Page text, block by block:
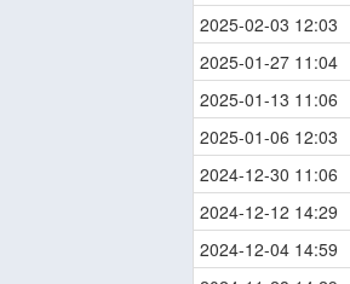
2025-02-03 12:03
2025-01-27 11:04
2025-01-13 11:06
2025-01-06 12:03
2024-12-30 11:06
2024-12-12 14:29
2024-12-04 14:59